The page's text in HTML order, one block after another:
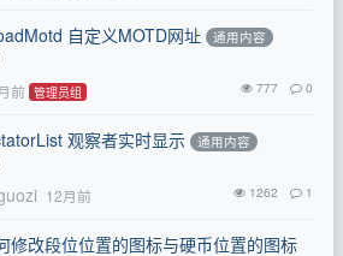
自定义MOTD网址
通用内容
前 管理员组 777 0
观察者实时显示
通用内容
12月前 1262 1
修改段位位置的图标与硬币位置的图标